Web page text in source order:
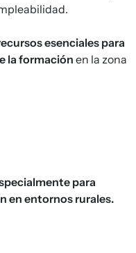
esenciales para
la formación en la zona
para
en entornos rurales.